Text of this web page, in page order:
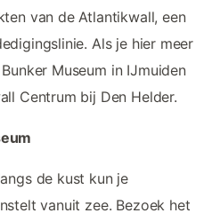
van de Atlantikwall, een
Als je hier meer
Museum in IJmuiden
Centrum bij Den Helder.
de kust kun je
vanuit zee. Bezoek het